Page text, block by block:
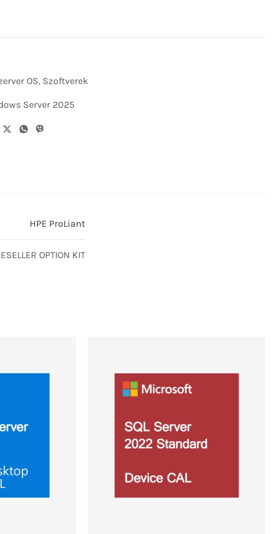
OS, Szoftverek
Server 2025
HPE ProLiant
OPTION KIT